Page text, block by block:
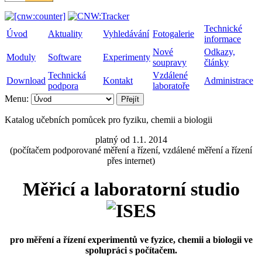
Úvod Aktuality Vyhledávání Fotogalerie
Technické
informace
Moduly
Software Experimenty
Nové
soupravy
Odkazy,
články
Download
Technická
podpora
Kontakt
Vzdálené
laboratoře
Administrace
Menu:
Přejít
Katalog učebních pomůcek pro fyziku, chemii a biologii
platný od 1.1. 2014
(počítačem podporované měření a řízení, vzdálené měření a řízení
přes internet)
Měřicí a laboratorní studio
pro měření a řízení experimentů ve fyzice, chemii a biologii ve
spolupráci s počítačem.